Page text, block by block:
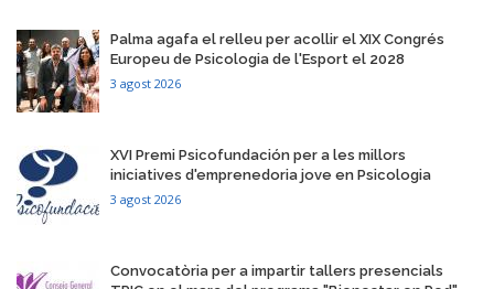
​Palma agafa el relleu per acollir el XIX Congrés
Europeu de Psicologia de l'Esport el 2028
3 agost 2026
​XVI Premi Psicofundación per a les millors
iniciatives d'emprenedoria jove en Psicologia
3 agost 2026
Convocatòria per a impartir tallers presencials